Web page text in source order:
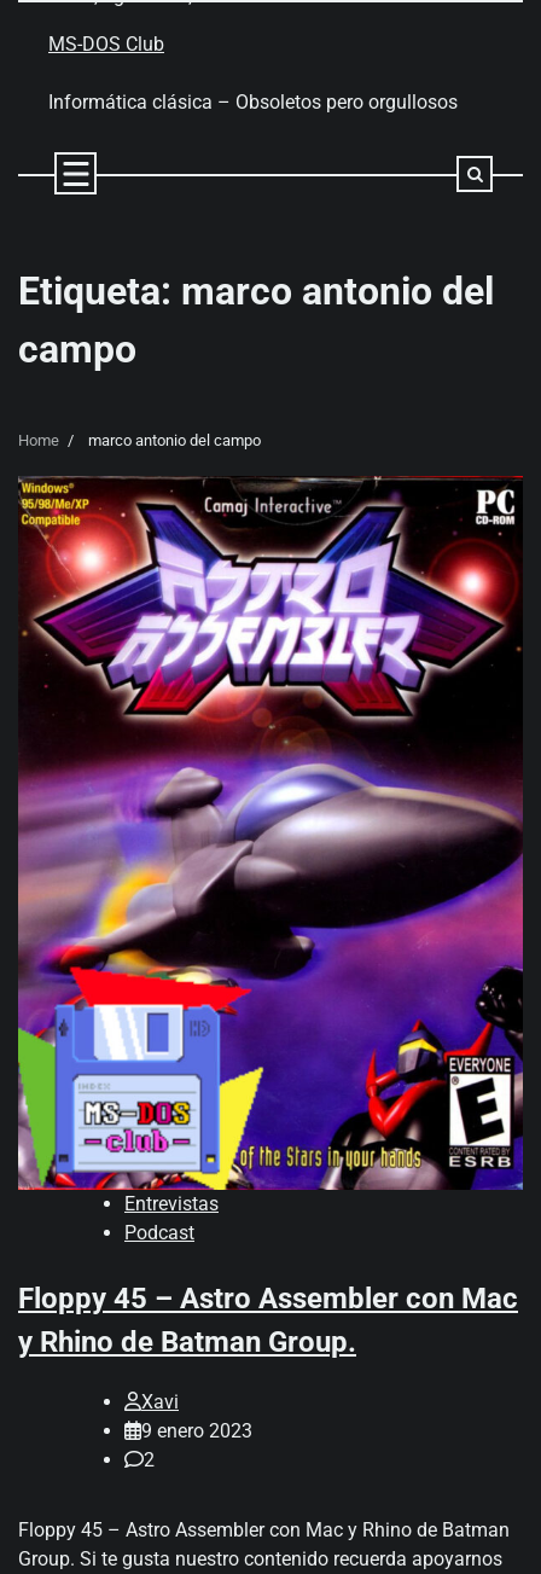
MS-DOS Club
Informática clásica – Obsoletos pero orgullosos
Etiqueta: marco antonio del
campo
Home marco antonio del campo
Entrevistas
Podcast
Floppy 45 – Astro Assembler con Mac
y Rhino de Batman Group.
Xavi
9 enero 2023
2
Floppy 45 – Astro Assembler con Mac y Rhino de Batman
Group. Si te gusta nuestro contenido recuerda apoyarnos